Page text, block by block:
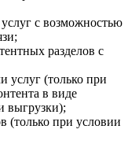
с возможностью
разделов с
услуг (только при
в виде
выгрузки);
(только при условии